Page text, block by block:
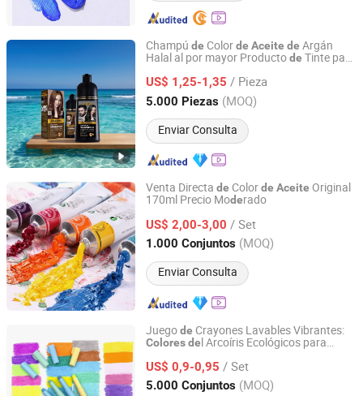
Champú de Colorde Aceite de Argán
Halal al por mayor Productode Tinte para
US$ 1,25-1,35 / Pieza
5.000 Piezas (MOQ)
Enviar Consulta
Guangzhou Weiniya Cosmetics Co., Ltd.
Guangdong, China Desde 2025
Venta Directa de Colorde Aceite Original
170ml Precio Moderado
US$ 2,00-3,00 / Set
1.000 Conjuntos (MOQ)
Enviar Consulta
Ningbo Colorswoo Art Supply Co., Ltd.
Zhejiang, China Desde 2016
Juegode Crayones Lavables Vibrantes:
Coloresdel Arcoíris Ecológicos para
US$ 0,9-0,95 / Set
5.000 Conjuntos (MOQ)
Ningbo Giraffe Stationery Co., Ltd
Zhejiang, China Desde 2025